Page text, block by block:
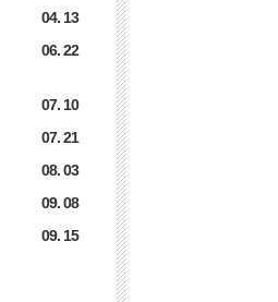
04. 13
06. 22
07. 10
07. 21
08. 03
09. 08
09. 15